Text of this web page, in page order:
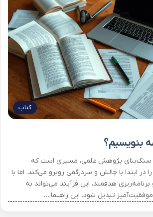
کتاب
بنویسیم؟
سنگ‌بنای پژوهش علمی، مسیری است که
در ابتدا با چالش و سردرگمی روبرو می‌کند. اما با
هدفمند، این فرآیند می‌تواند به
تبدیل شود. این راهنما،…